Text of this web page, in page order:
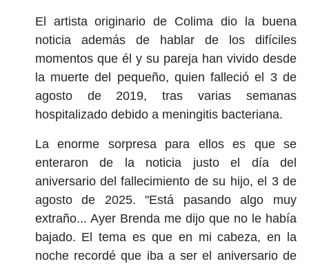
El artista originario de Colima dio la buena
noticia además de hablar de los difíciles
momentos que él y su pareja han vivido desde
la muerte del pequeño, quien falleció el 3 de
agosto de 2019, tras varias semanas
hospitalizado debido a meningitis bacteriana.
La enorme sorpresa para ellos es que se
enteraron de la noticia justo el día del
aniversario del fallecimiento de su hijo, el 3 de
agosto de 2025. "Está pasando algo muy
extraño... Ayer Brenda me dijo que no le había
bajado. El tema es que en mi cabeza, en la
noche recordé que iba a ser el aniversario de